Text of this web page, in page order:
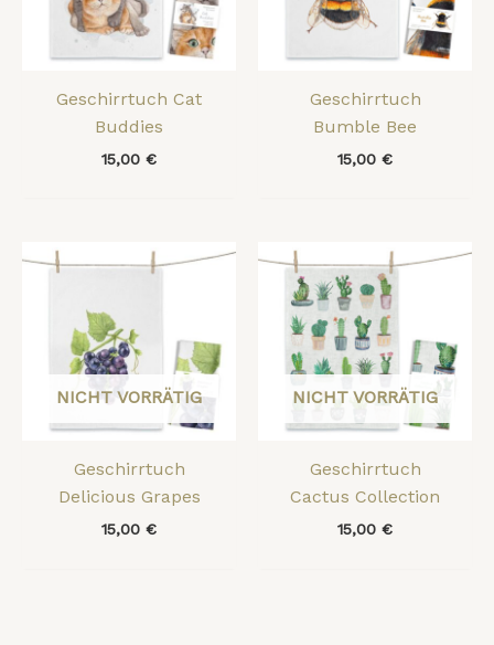
Geschirrtuch Cat
Buddies
15,00 €
Geschirrtuch
Bumble Bee
15,00 €
NICHT VORRÄTIG
Geschirrtuch
Delicious Grapes
15,00 €
NICHT VORRÄTIG
Geschirrtuch
Cactus Collection
15,00 €